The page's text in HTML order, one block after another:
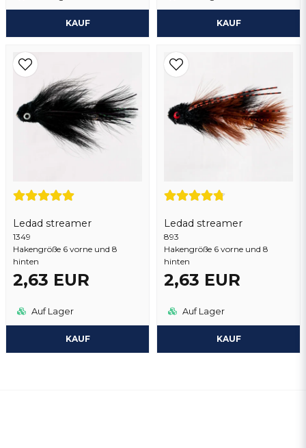
KAUF KAUF
Ledad streamer
1349
Hakengröße 6 vorne und 8
hinten
2,63 EUR
Auf Lager
KAUF
Ledad streamer
893
Hakengröße 6 vorne und 8
hinten
2,63 EUR
Auf Lager
KAUF